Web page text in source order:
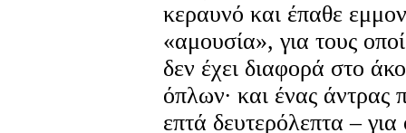
κεραυνό και έπαθε
«αμουσία», για τους
δεν έχει διαφορά στο
όπλων∙ και ένας άντρας
επτά δευτερόλεπτα –